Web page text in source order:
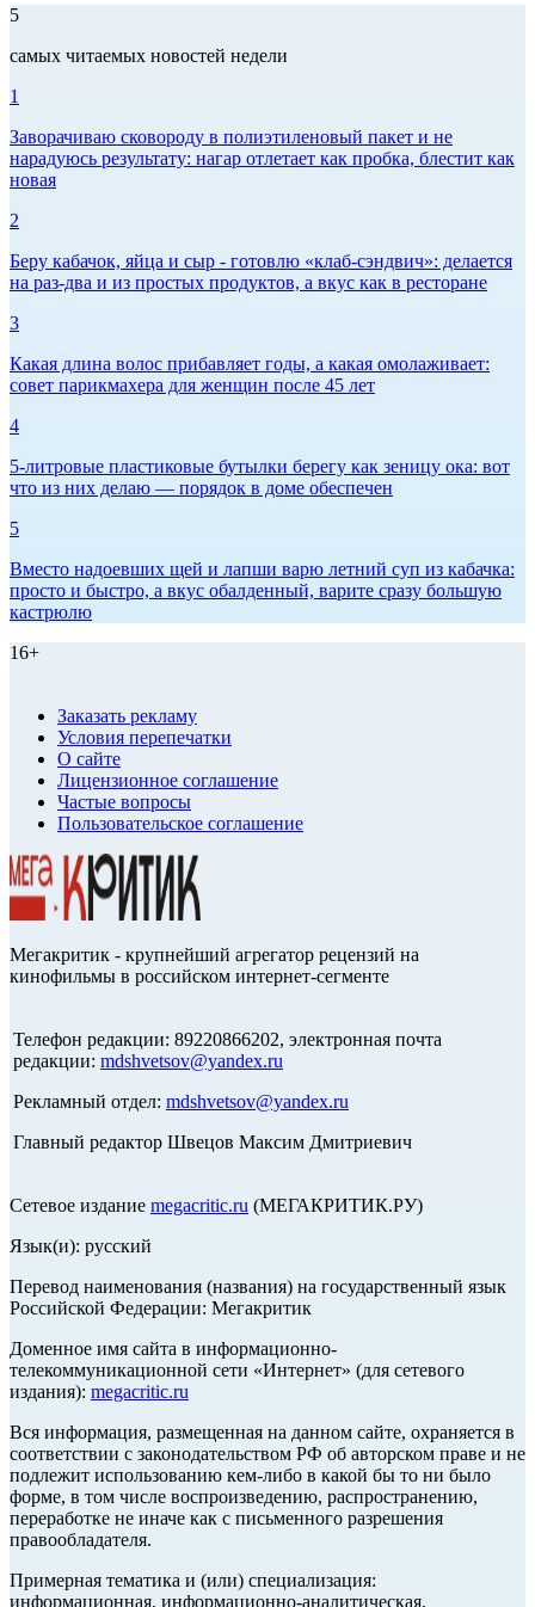
5
самых читаемых новостей недели
1
Заворачиваю сковороду в полиэтиленовый пакет и не
нарадуюсь результату: нагар отлетает как пробка, блестит как
новая
2
Беру кабачок, яйца и сыр - готовлю «клаб-сэндвич»: делается
на раз-два и из простых продуктов, а вкус как в ресторане
3
Какая длина волос прибавляет годы, а какая омолаживает:
совет парикмахера для женщин после 45 лет
4
5-литровые пластиковые бутылки берегу как зеницу ока: вот
что из них делаю — порядок в доме обеспечен
5
Вместо надоевших щей и лапши варю летний суп из кабачка:
просто и быстро, а вкус обалденный, варите сразу большую
кастрюлю
16+
Заказать рекламу
Условия перепечатки
О сайте
Лицензионное соглашение
Частые вопросы
Пользовательское соглашение
Мегакритик - крупнейший агрегатор рецензий на
кинофильмы в российском интернет-сегменте
Телефон редакции: 89220866202, электронная почта
редакции: mdshvetsov@yandex.ru
Рекламный отдел: mdshvetsov@yandex.ru
Главный редактор Швецов Максим Дмитриевич
Сетевое издание megacritic.ru (МЕГАКРИТИК.РУ)
Язык(и): русский
Перевод наименования (названия) на государственный язык
Российской Федерации: Мегакритик
Доменное имя сайта в информационно-
телекоммуникационной сети «Интернет» (для сетевого
издания): megacritic.ru
Вся информация, размещенная на данном сайте, охраняется в
соответствии с законодательством РФ об авторском праве и не
подлежит использованию кем-либо в какой бы то ни было
форме, в том числе воспроизведению, распространению,
переработке не иначе как с письменного разрешения
правообладателя.
Примерная тематика и (или) специализация:
информационная, информационно-аналитическая,